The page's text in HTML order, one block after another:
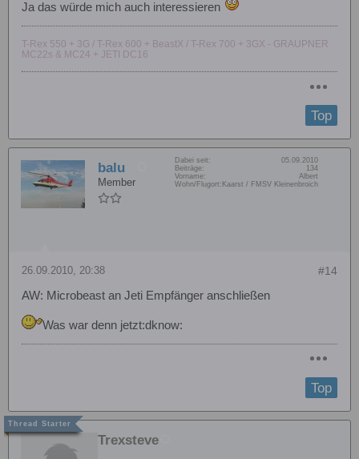
Ja das würde mich auch interessieren
T-Rex 550 + 3G / T-Rex 600 + BeastX / T-Rex 700 + 3GX - GRAUPNER
MC22s & MC24 + JETI DC16
Top
balu
Member
Dabei seit:
05.09.2010
Beiträge:
134
Vorname:
Albert
Wohn/Flugort: Kaarst / FMSV Kleinenbroich
#14
26.09.2010, 20:38
AW: Microbeast an Jeti Empfänger anschließen
Was war denn jetzt:dknow:
Top
Trexsteve